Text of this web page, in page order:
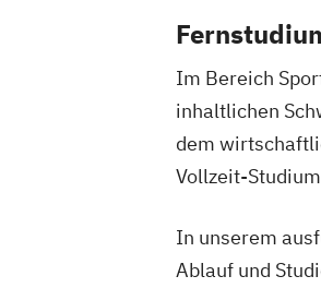
Im Bereich
inhaltlichen
dem
Vollzeit-
In unserem
Ablauf und